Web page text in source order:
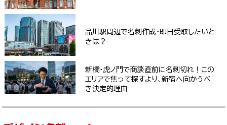
品川駅周辺で名刺作成・即日受取したいと
きは？
新橋・虎ノ門で商談直前に名刺切れ！この
エリアで焦って探すより、新宿へ向かうべ
き決定的理由